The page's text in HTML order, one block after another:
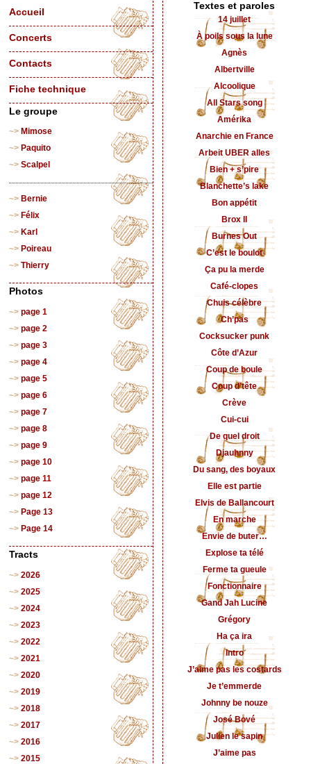
Accueil
Concerts
Contacts
Fiche technique
Le groupe
Mimose
Paquito
Scalpel
Bernie
Félix
Karl
Poireau
Thierry
Photos
page 1
page 2
page 3
page 4
page 5
page 6
page 7
page 8
page 9
page 10
page 11
page 12
Page 13
Page 14
Tracts
2026
2025
2024
2023
2022
2021
2020
2019
2018
2017
2016
2015
Textes et paroles
14 juillet
À poils sous la lune
Agnès
Albertville
Alcoolique
All Stars song
Amérika
Anarchie en France
Arbeit UBER alles
Bien + s’pire
Blanchette’s lake
Bon appétit
Brox II
Burnes Out
C’est le boulot
Ça pu la merde
Café-clopes
Chuis célèbre
Ch’pas
Cocksucker punk
Côte d’Azur
Coup de boule
Coup d’tête
Crève
Cui-cui
De quel droit
Djauhnny
Du sang, des boyaux
Elle est partie
Elvis de Ballancourt
En marche
Envie de buter…
Explose ta télé
Ferme ta gueule
Fonctionnaire
Gand Jah Lucine
Grégory
Ha ça ira
Intro
J’aime pas les costards
Je t’emmerde
Johnny be nouze
José Bové
Julien le sapin
J’aime pas